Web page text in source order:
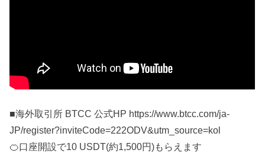
■海外取引所 BTCC 公式HP https://www.btcc.com/ja-
JP/register?inviteCode=222ODV&utm_source=kol
🍊口座開設で10 USDT(約1,500円)もらえます